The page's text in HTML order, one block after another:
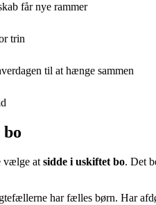
får nye rammer
trin
til at hænge sammen
vælge at sidde i uskiftet bo. Det
har fælles børn. Har